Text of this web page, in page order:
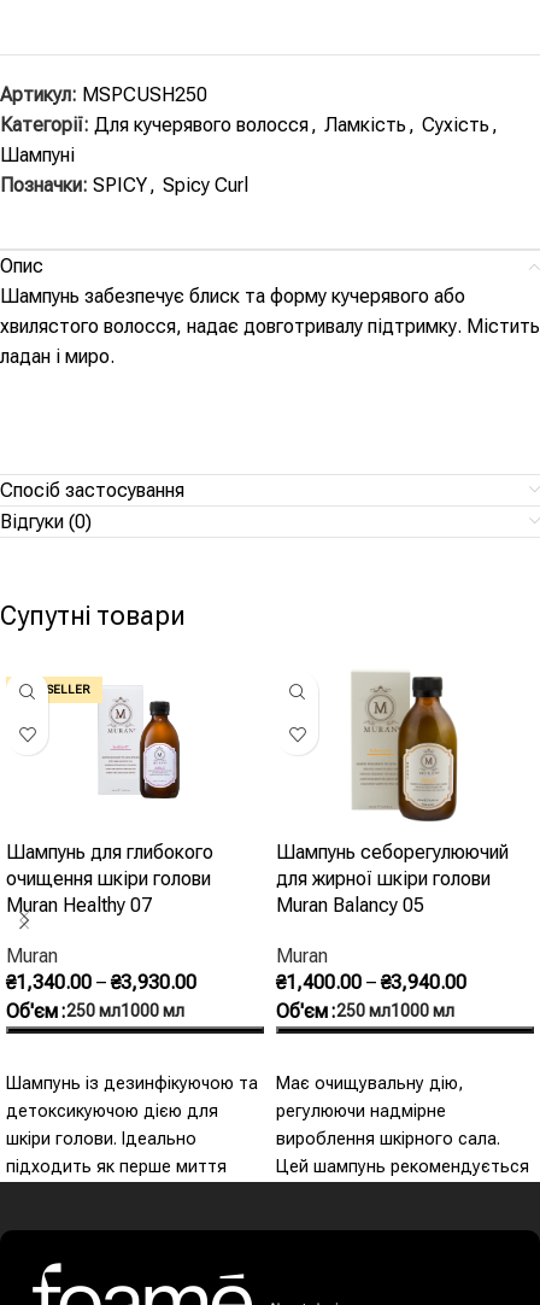
Артикул: MSPCUSH250
Категорії: Для кучерявого волосся, Ламкість , Сухість ,
Шампуні
Позначки: SPICY, Spicy Curl
Опис
Шампунь забезпечує блиск та форму кучерявого або
хвилястого волосся, надає довготривалу підтримку. Містить
ладан і миро.
Спосіб застосування
Відгуки (0)
Супутні товари
BEST SELLER
Шампунь для глибокого
очищення шкіри голови
Muran Healthy 07
Muran
₴1,340.00 – ₴3,930.00
Об'єм 250 мл1000 мл
Шампунь із дезинфікуючою та
детоксикуючою дією для
шкіри голови. Ідеально
підходить як перше миття
голови, борються з
Шампунь себорегулюючий
для жирної шкіри голови
Muran Balancy 05
Muran
₴1,400.00 – ₴3,940.00
Об'єм 250 мл1000 мл
Має очищувальну дію,
регулюючи надмірне
вироблення шкірного сала.
Цей шампунь рекомендується